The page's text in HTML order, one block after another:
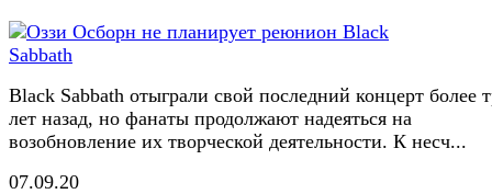
Black Sabbath отыграли свой последний концерт более
лет назад, но фанаты продолжают надеяться на
возобновление их творческой деятельности. К несч...
07.09.20